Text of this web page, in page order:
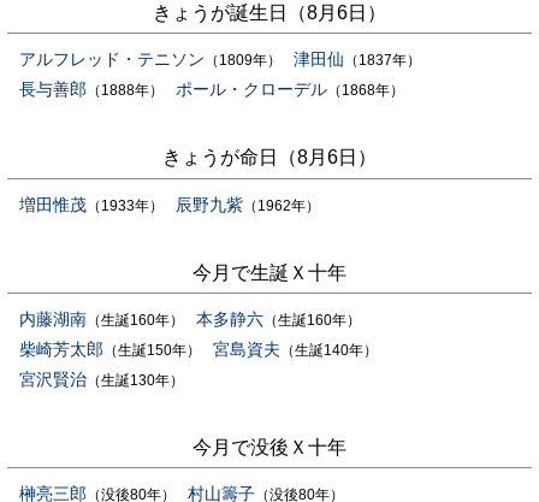
きょうが誕生日（8月6日）
アルフレッド・テニソン （1809年） 津田仙 （1837年）
長与善郎 （1888年） ポール・クローデル （1868年）
きょうが命日（8月6日）
増田惟茂 （1933年） 辰野九紫 （1962年）
今月で生誕Ｘ十年
内藤湖南 （生誕160年） 本多静六 （生誕160年）
柴崎芳太郎 （生誕150年） 宮島資夫 （生誕140年）
宮沢賢治 （生誕130年）
今月で没後Ｘ十年
榊亮三郎 （没後80年） 村山籌子 （没後80年）